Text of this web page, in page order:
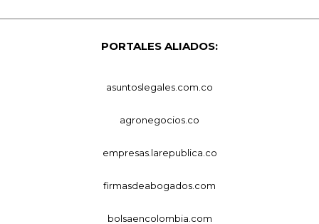
PORTALES ALIADOS:
asuntoslegales.com.co
agronegocios.co
empresas.larepublica.co
firmasdeabogados.com
bolsaencolombia.com